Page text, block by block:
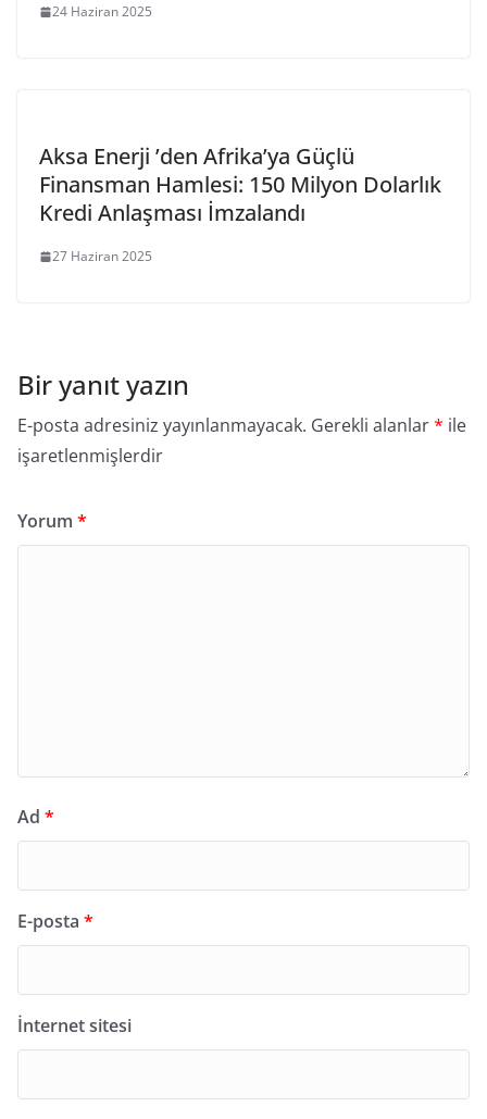
24 Haziran 2025
Aksa Enerji ’den Afrika’ya Güçlü
Finansman Hamlesi: 150 Milyon Dolarlık
Kredi Anlaşması İmzalandı
27 Haziran 2025
Bir yanıt yazın
E-posta adresiniz yayınlanmayacak. Gerekli alanlar* ile
işaretlenmişlerdir
Yorum *
Ad *
E-posta *
İnternet sitesi